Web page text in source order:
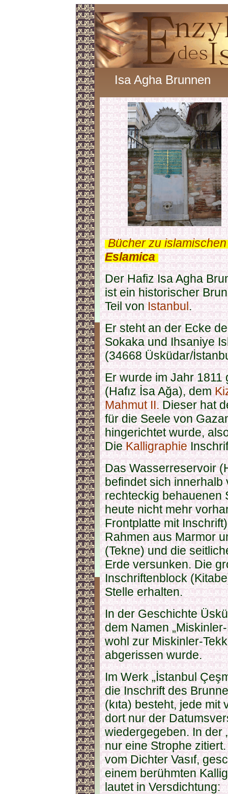
Isa Agha Brunnen
.Bücher zu
Eslamica.
Der Hafiz Isa Agha
ist ein historischer
Teil vonIstanbul.
Er steht an der Ecke
Sokaka und Ihsaniye
(34668 Üsküdar/
Er wurde im Jahr 1811
(Hafız İsa Ağa), dem
Mahmut II.Dieser hat
für die Seele von
hingerichtet wurde,
DieKalligraphie
Das Wasserreservoir
befindet sich innerhalb
rechteckig behauenen
heute nicht mehr
Frontplatte mit
Rahmen aus Marmor
(Tekne) und die
Erde versunken. Die
Inschriftenblock
Stelle erhalten.
In der Geschichte
dem Namen
wohl zur Miskinler-
abgerissen wurde.
Im Werk „İstanbul
die Inschrift des
(kıta) besteht, jede mit
dort nur der
wiedergegeben. In der
nur eine Strophe
vom Dichter Vasıf,
einem berühmten
lautet in Versdichtung: